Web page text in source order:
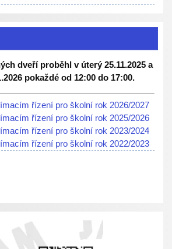
dveří proběhl v úterý 25.11.2025 a
pokaždé od 12:00 do 17:00.
řízení pro školní rok 2026/2027
řízení pro školní rok 2025/2026
řízení pro školní rok 2023/2024
řízení pro školní rok 2022/2023